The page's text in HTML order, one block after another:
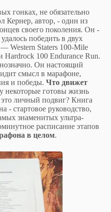
гонках, не обязательно
Кернер, автор, - один из
своего поколения. Он -
победить в двух
Western Staters 100-Mile
Hardrock 100 Endurance Run.
Он настоящий
смысл в марафоне,
и победы. Что движет
некоторые готовы жизнь
личный подвиг? Книга
- стартовое руководство,
знаменитых ультра-
расписание этапов
в целом.